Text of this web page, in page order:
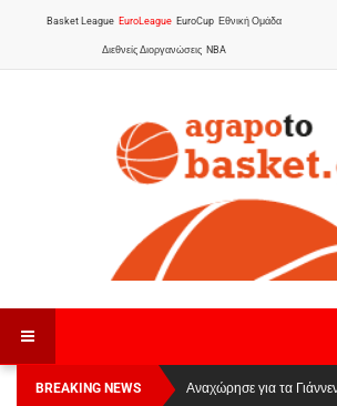
Basket League EuroLeague EuroCup Εθνική Ομάδα
Διεθνείς Διοργανώσεις NBA
BREAKING NEWS
Οι Πάνθηρες Καβάλας στην
Αναχώρησε για τα